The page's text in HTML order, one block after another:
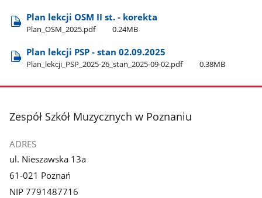
Plan lekcji OSM II st. - korekta
Plan​_OSM​_2025.pdf 0.24MB
Plan lekcji PSP - stan 02.09.2025
Plan​_lekcji​_PSP​_2025-26​_stan​_2025-09-02.pdf 0.38MB
stopka
Zespół Szkół Muzycznych w Poznaniu
ADRES
ul. Nieszawska 13a
61-021 Poznań
NIP 7791487716